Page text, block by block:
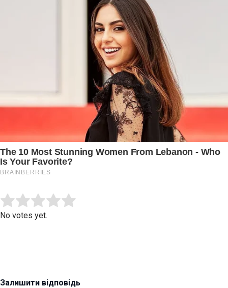
Rate this item:
No votes yet.
Залишити відповідь